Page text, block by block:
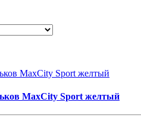
MaxCity Sport желтый